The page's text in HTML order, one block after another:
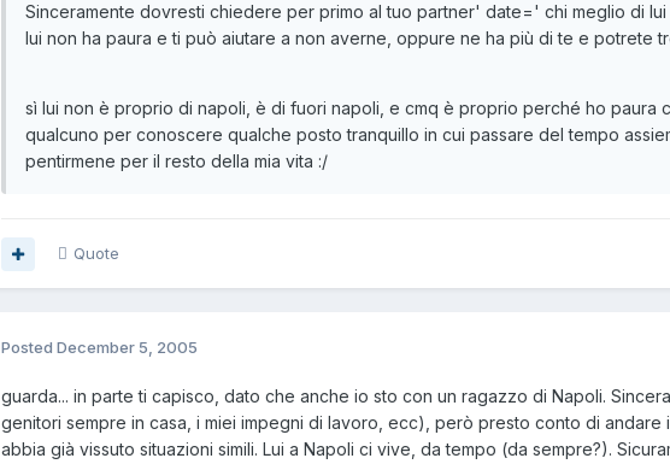
Sinceramente dovresti chiedere per primo al tuo partner' date=' chi meglio di
lui non ha paura e ti può aiutare a non averne, oppure ne ha più di te e
sì lui non è proprio di napoli, è di fuori napoli, e cmq è proprio perché ho
qualcuno per conoscere qualche posto tranquillo in cui passare del tempo
pentirmene per il resto della mia vita :/
Quote
Posted December 5, 2005
guarda... in parte ti capisco, dato che anche io sto con un ragazzo di Napoli.
genitori sempre in casa, i miei impegni di lavoro, ecc), però presto conto di
abbia già vissuto situazioni simili. Lui a Napoli ci vive, da tempo (da sempre?).